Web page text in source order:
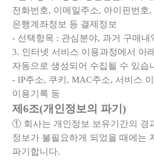
전화번호, 이메일주소, 아이핀번호
은행계좌정보 등 결제정보
- 선택항목 : 관심분야, 과거 구매내
3. 인터넷 서비스 이용과정에서 아
자동으로 생성되어 수집될 수 있습
- IP주소, 쿠키, MAC주소, 서비스
이용기록 등
제6조(개인정보의 파기)
① 회사는 개인정보 보유기간의 경
정보가 불필요하게 되었을 때에는
파기합니다.